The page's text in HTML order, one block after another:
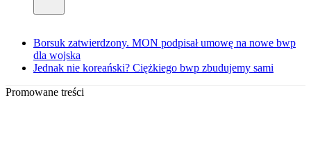
Borsuk zatwierdzony. MON podpisał umowę na nowe bwp
dla wojska
Jednak nie koreański? Ciężkiego bwp zbudujemy sami
Promowane treści